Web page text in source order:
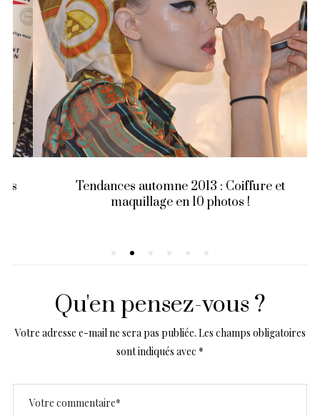
Tendances automne 2013 : Coiffure et
maquillage en 10 photos !
Qu'en pensez-vous ?
Votre adresse e-mail ne sera pas publiée. Les champs obligatoires
sont indiqués avec *